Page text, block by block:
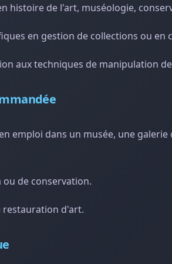
histoire de l'art, muséologie,
en gestion de collections ou en
aux techniques de manipulation
emploi dans un musée, une
ou de conservation.
restauration d'art.